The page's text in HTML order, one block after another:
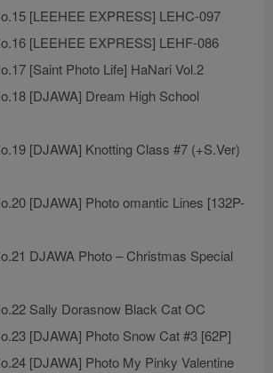
[LEEHEE EXPRESS] LEHC-097
[LEEHEE EXPRESS] LEHF-086
[Saint Photo Life] HaNari Vol.2
[DJAWA] Dream High School
[DJAWA] Knotting Class #7 (+S.Ver)
[DJAWA] Photo omantic Lines [132P-
DJAWA Photo – Christmas Special
Sally Dorasnow Black Cat OC
[DJAWA] Photo Snow Cat #3 [62P]
[DJAWA] Photo My Pinky Valentine